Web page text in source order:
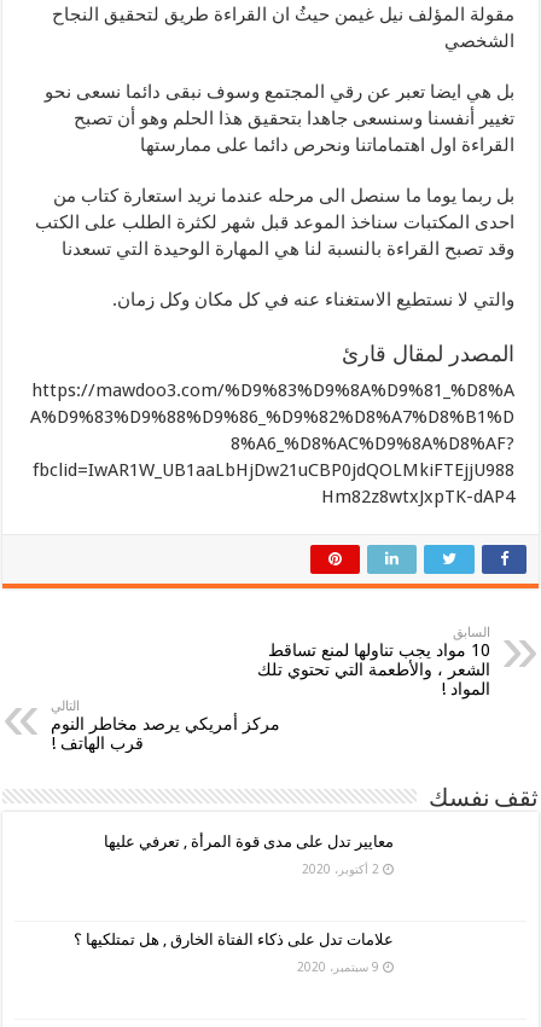
مقولة المؤلف نيل غيمن حيثُ ان القراءة طريق لتحقيق النجاح
الشخصي
بل هي ايضا تعبر عن رقي المجتمع وسوف نبقى دائما نسعى نحو
تغيير أنفسنا وسنسعى جاهدا بتحقيق هذا الحلم وهو أن تصبح
القراءة اول اهتماماتنا ونحرص دائما على ممارستها
بل ربما يوما ما سنصل الى مرحله عندما نريد استعارة كتاب من
احدى المكتبات سناخذ الموعد قبل شهر لكثرة الطلب على الكتب
وقد تصبح القراءة بالنسبة لنا هي المهارة الوحيدة التي تسعدنا
والتي لا نستطيع الاستغناء عنه في كل مكان وكل زمان.
المصدر لمقال قارئ
https://mawdoo3.com/%D9%83%D9%8A%D9%81_%D8%A
A%D9%83%D9%88%D9%86_%D9%82%D8%A7%D8%B1%D
8%A6_%D8%AC%D9%8A%D8%AF?
fbclid=IwAR1W_UB1aaLbHjDw21uCBP0jdQOLMkiFTEjjU988
Hm82z8wtxJxpTK-dAP4
السابق
10 مواد يجب تناولها لمنع تساقط
الشعر ، والأطعمة التي تحتوي تلك
المواد !
التالي
مركز أمريكي يرصد مخاطر النوم
قرب الهاتف !
ثقف نفسك
معايير تدل على مدى قوة المرأة , تعرفي عليها
2 أكتوبر، 2020
علامات تدل على ذكاء الفتاة الخارق , هل تمتلكيها ؟
9 سبتمبر، 2020